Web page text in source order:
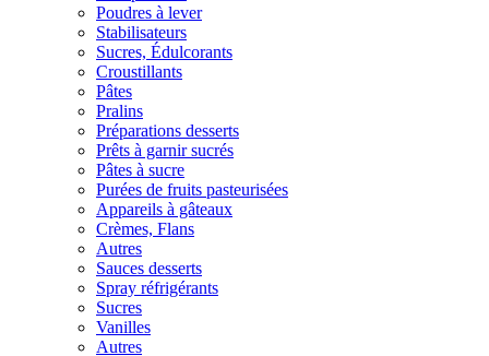
Poudres à lever
Stabilisateurs
Sucres, Édulcorants
Croustillants
Pâtes
Pralins
Préparations desserts
Prêts à garnir sucrés
Pâtes à sucre
Purées de fruits pasteurisées
Appareils à gâteaux
Crèmes, Flans
Autres
Sauces desserts
Spray réfrigérants
Sucres
Vanilles
Autres